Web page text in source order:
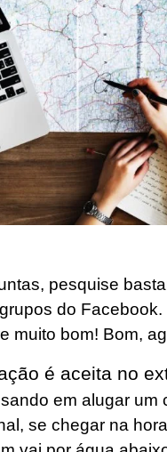
pesquise
do
muito bom! Bom,
é aceita no
em alugar
se chegar na